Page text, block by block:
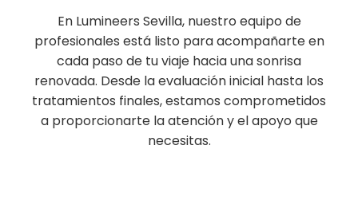
En Lumineers Sevilla, nuestro equipo de
profesionales está listo para acompañarte en
cada paso de tu viaje hacia una sonrisa
renovada. Desde la evaluación inicial hasta los
tratamientos finales, estamos comprometidos
a proporcionarte la atención y el apoyo que
necesitas.